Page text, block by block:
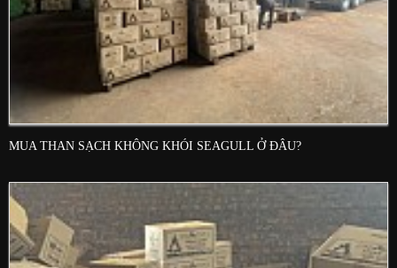
MUA THAN SẠCH KHÔNG KHÓI SEAGULL Ở ĐÂU?